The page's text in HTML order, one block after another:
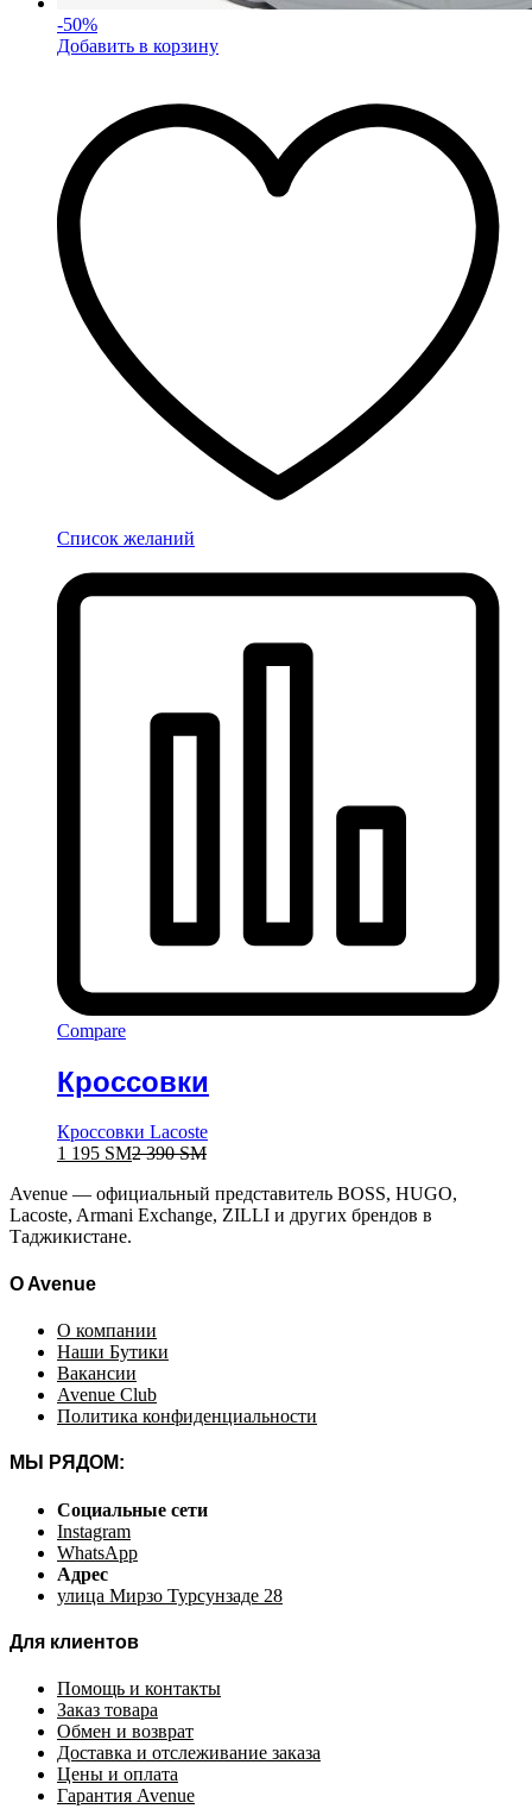
-50%
Добавить в корзину
Список желаний
Compare
Кроссовки
Кроссовки Lacoste
1 195 ЅМ2 390ЅМ
Avenue — официальный представитель BOSS, HUGO,
Lacoste, Armani Exchange, ZILLI и других брендов в
Таджикистане.
O Avenue
О компании
Наши Бутики
Вакансии
Avenue Club
Политика конфиденциальности
МЫ РЯДОМ:
Социальные сети
Instagram
WhatsApp
Адрес
улица Мирзо Турсунзаде 28
Для клиентов
Помощь и контакты
Заказ товара
Обмен и возврат
Доставка и отслеживание заказа
Цены и оплата
Гарантия Avenue